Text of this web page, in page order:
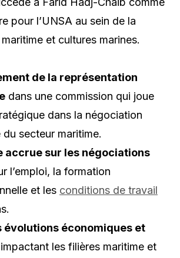
pour l’UNSA au sein de la
et cultures marines.
de la représentation
dans une commission qui joue
dans la négociation
secteur maritime.
accrue sur les négociations
l’emploi, la formation
et les conditions de travail
évolutions économiques et
impactant les filières maritime et